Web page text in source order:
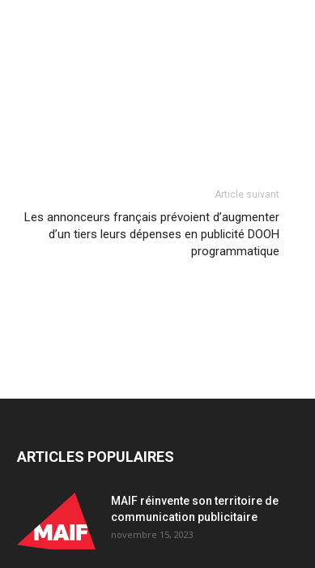
Article suivant
Les annonceurs français prévoient d’augmenter
d’un tiers leurs dépenses en publicité DOOH
programmatique
ARTICLES POPULAIRES
MAIF réinvente son territoire de
communication publicitaire
novembre 15, 2023